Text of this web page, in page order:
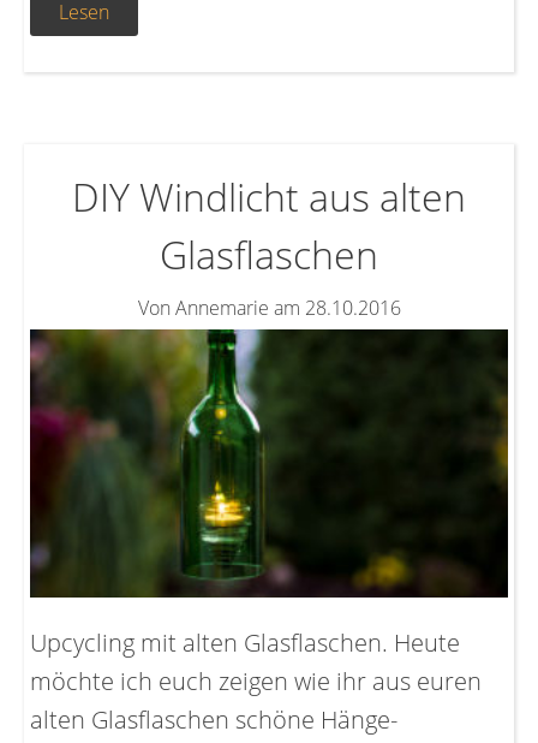
Lesen
DIY Windlicht aus alten
Glasflaschen
Von Annemarie am 28.10.2016
Upcycling mit alten Glasflaschen. Heute
möchte ich euch zeigen wie ihr aus euren
alten Glasflaschen schöne Hänge-